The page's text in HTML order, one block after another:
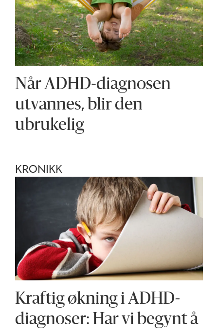
Når ADHD-diagnosen
utvannes, blir den
ubrukelig
KRONIKK
Kraftig økning i ADHD-
diagnoser: Har vi begynt å